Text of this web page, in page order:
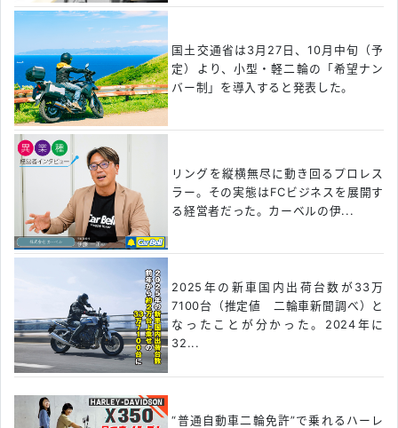
国土交通省は3月27日、10月中旬（予
定）より、小型・軽二輪の「希望ナン
バー制」を導入すると発表した。
リングを縦横無尽に動き回るプロレス
ラー。その実態はFCビジネスを展開す
る経営者だった。カーベルの伊...
2025年の新車国内出荷台数が33万
7100台（推定値 二輪車新聞調べ）と
なったことが分かった。2024年に
32...
“普通自動車二輪免許”で乗れるハーレ